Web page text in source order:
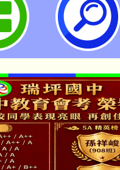
坪國民中學